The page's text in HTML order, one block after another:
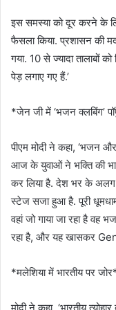
इस समस्या को दूर करने के
फैसला किया. प्रशासन की
गया. 10 से ज्यादा तालाबों
पेड़ लगाए गए हैं.’
*जेन जी में ‘भजन क्लबिंग’
पीएम मोदी ने कहा, ‘भजन
आज के युवाओं ने भक्ति की
कर लिया है. देश भर के अलग-
स्टेज सजा हुआ है. पूरी
वहां जो गाया जा रहा है
रहा है, और यह खासकर Gen
*मलेशिया में भारतीय पर
मोदी ने कहा, ‘भारतीय